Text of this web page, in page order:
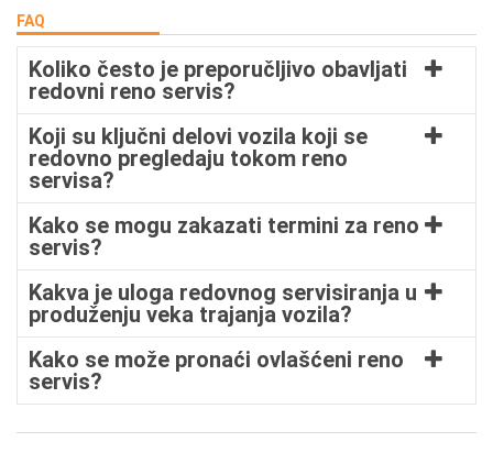
FAQ
Koliko često je preporučljivo obavljati
redovni reno servis?
Koji su ključni delovi vozila koji se
redovno pregledaju tokom reno
servisa?
Kako se mogu zakazati termini za reno
servis?
Kakva je uloga redovnog servisiranja u
produženju veka trajanja vozila?
Kako se može pronaći ovlašćeni reno
servis?